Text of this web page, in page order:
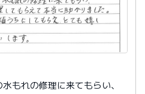
もれの修理に来てもらい、